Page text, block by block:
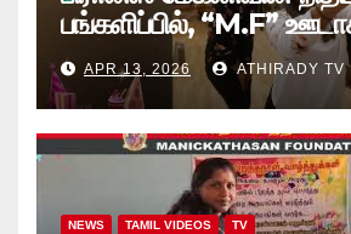
பங்களிப்பில், “M.F”
“கற்றலுக்கான அப்பியாசக்
கொப்பிகள்” வழங்கல்
APR 13, 2026 ATHIRADY TV
NEWS TAMIL VIDEOS TV